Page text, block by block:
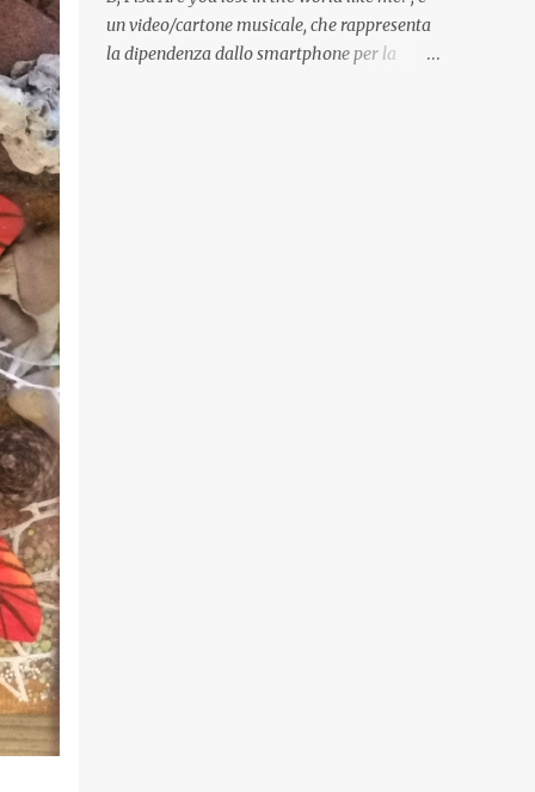
Quadri, disegni, progetti di arredamento e di
mobili, intarsi ed intagli lignei presenti
nell’Archivio del Liceo Artistico, opere
un video/cartone musicale, che rappresenta
la dipendenza dallo smartphone per la